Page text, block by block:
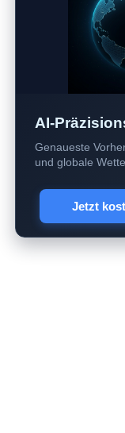
AI-
Genaueste
und globale
Jetzt